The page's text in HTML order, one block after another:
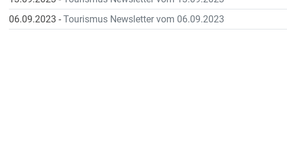
06.09.2023 - Tourismus Newsletter vom 06.09.2023